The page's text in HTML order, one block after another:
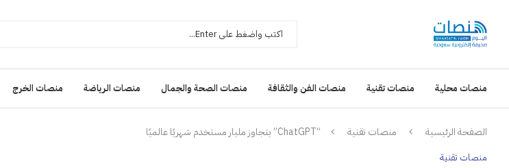
منصات محلية منصات تقنية منصات الفن والثقافة منصات الصحة والجمال منصات الرياضة منصات الخرج
الصفحة الرئيسية منصات تقنية “ChatGPT” يتجاوز مليار مستخدم شهريًا عالميًا
منصات تقنية